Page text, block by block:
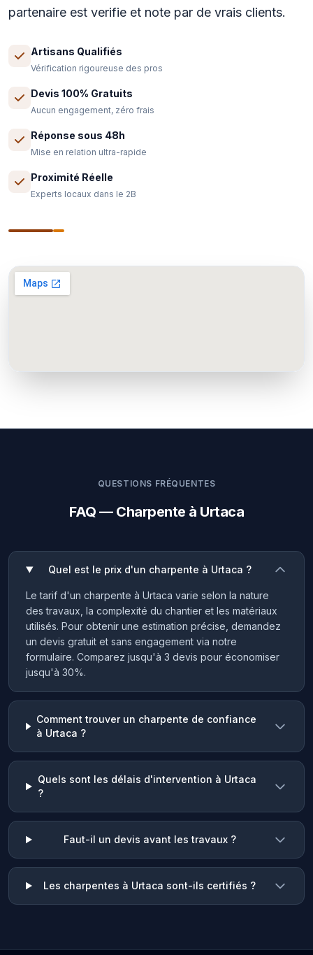
partenaire est verifie et note par de vrais clients.
Artisans Qualifiés
Vérification rigoureuse des pros
Devis 100% Gratuits
Aucun engagement, zéro frais
Réponse sous 48h
Mise en relation ultra-rapide
Proximité Réelle
Experts locaux dans le 2B
QUESTIONS FRÉQUENTES
FAQ — Charpente à Urtaca
Quel est le prix d'un charpente à Urtaca ?
Le tarif d'un charpente à Urtaca varie selon la nature
des travaux, la complexité du chantier et les matériaux
utilisés. Pour obtenir une estimation précise, demandez
un devis gratuit et sans engagement via notre
formulaire. Comparez jusqu'à 3 devis pour économiser
jusqu'à 30%.
Comment trouver un charpente de confiance
à Urtaca ?
Quels sont les délais d'intervention à Urtaca
?
Faut-il un devis avant les travaux ?
Les charpentes à Urtaca sont-ils certifiés ?